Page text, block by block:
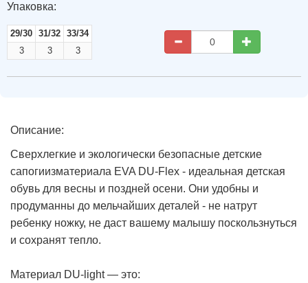
Упаковка:
29/30
3
31/32
3
33/34
3
Описание:
Сверхлегкие и экологически безопасные детские
сапогиизматериала EVA DU-Flex - идеальная детская
обувь для весны и поздней осени. Они удобны и
продуманны до мельчайших деталей - не натрут
ребенку ножку, не даст вашему малышу поскользнуться
и сохранят тепло.
Материал DU-light — это: